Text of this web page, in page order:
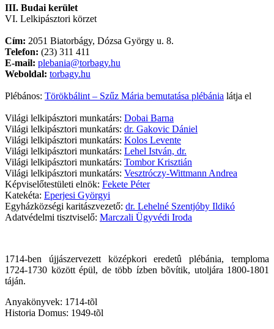
III. Budai kerület
VI. Lelkipásztori körzet
Cím: 2051 Biatorbágy, Dózsa György u. 8.
Telefon: (23) 311 411
E-mail: plebania@torbagy.hu
Weboldal: torbagy.hu
Plébános: Törökbálint – Szűz Mária bemutatása plébánia látja el
Világi lelkipásztori munkatárs: Dobai Barna
Világi lelkipásztori munkatárs: dr. Gakovic Dániel
Világi lelkipásztori munkatárs: Kolos Levente
Világi lelkipásztori munkatárs: Lehel István, dr.
Világi lelkipásztori munkatárs: Tombor Krisztián
Világi lelkipásztori munkatárs: Vesztróczy-Wittmann Andrea
Képviselőtestületi elnök: Fekete Péter
Katekéta: Eperjesi Györgyi
Egyházközségi karitászvezető: dr. Lehelné Szentjóby Ildikó
Adatvédelmi tisztviselő: Marczali Ügyvédi Iroda
1714-ben újjászervezett középkori eredetû plébánia, temploma
1724-1730 között épül, de több ízben bõvítik, utoljára 1800-1801
táján.
Anyakönyvek: 1714-tõl
Historia Domus: 1949-tõl